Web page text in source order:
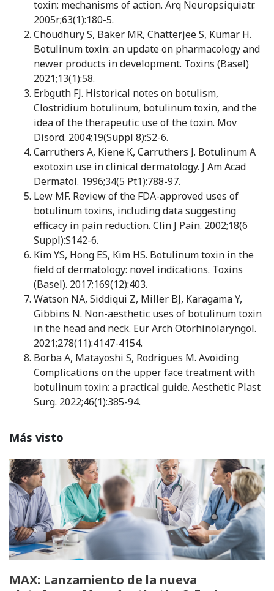
toxin: mechanisms of action. Arq Neuropsiquiatr.
2005r;63(1):180-5.
Choudhury S, Baker MR, Chatterjee S, Kumar H.
Botulinum toxin: an update on pharmacology and
newer products in development. Toxins (Basel)
2021;13(1):58.
Erbguth FJ. Historical notes on botulism,
Clostridium botulinum, botulinum toxin, and the
idea of the therapeutic use of the toxin. Mov
Disord. 2004;19(Suppl 8):S2-6.
Carruthers A, Kiene K, Carruthers J. Botulinum A
exotoxin use in clinical dermatology. J Am Acad
Dermatol. 1996;34(5 Pt1):788-97.
Lew MF. Review of the FDA-approved uses of
botulinum toxins, including data suggesting
efficacy in pain reduction. Clin J Pain. 2002;18(6
Suppl):S142-6.
Kim YS, Hong ES, Kim HS. Botulinum toxin in the
field of dermatology: novel indications. Toxins
(Basel). 2017;169(12):403.
Watson NA, Siddiqui Z, Miller BJ, Karagama Y,
Gibbins N. Non-aesthetic uses of botulinum toxin
in the head and neck. Eur Arch Otorhinolaryngol.
2021;278(11):4147-4154.
Borba A, Matayoshi S, Rodrigues M. Avoiding
Complications on the upper face treatment with
botulinum toxin: a practical guide. Aesthetic Plast
Surg. 2022;46(1):385-94.
Más visto
MAX: Lanzamiento de la nueva